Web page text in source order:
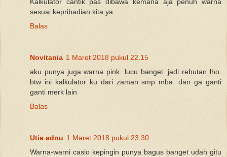
sesuai kepribadian kita ya.
Balas
Novitania 1 Maret 2018 pukul 22.15
aku punya juga warna pink. lucu banget. jadi rebutan lho.
btw ini kalkulator ku dari zaman smp mba. dan ga ganti
ganti merk lain
Balas
Utie adnu 1 Maret 2018 pukul 23.30
Warna-warni casio kepingin punya bagus banget udah gitu